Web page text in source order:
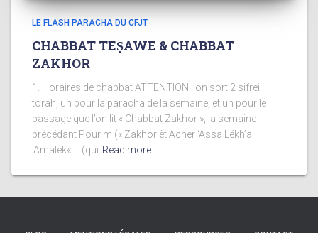
LE FLASH PARACHA DU CFJT
CHABBAT TEṢAWE & CHABBAT
ZAKHOR
1. Horaires de chabbat ATTENTION : on sort 2 sifrei
torah, un pour la paracha de la semaine, et un pour le
passage que l’on lit « Chabbat Zakhor », la semaine
précédant Pourim (« Zakhor èt Acher ‘Assa Lékh’a
‘Amalek« … (qui Read more…